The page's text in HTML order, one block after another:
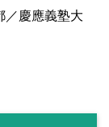
／慶應義塾大